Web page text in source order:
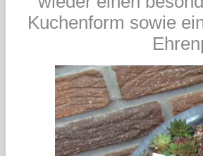
Kuchenform sowie